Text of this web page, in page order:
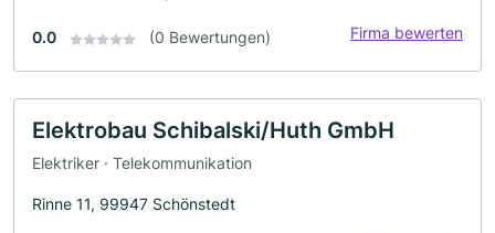
0.0 (0 Bewertungen) Firma bewerten
Elektrobau Schibalski/Huth GmbH
Elektriker · Telekommunikation
Rinne 11, 99947 Schönstedt